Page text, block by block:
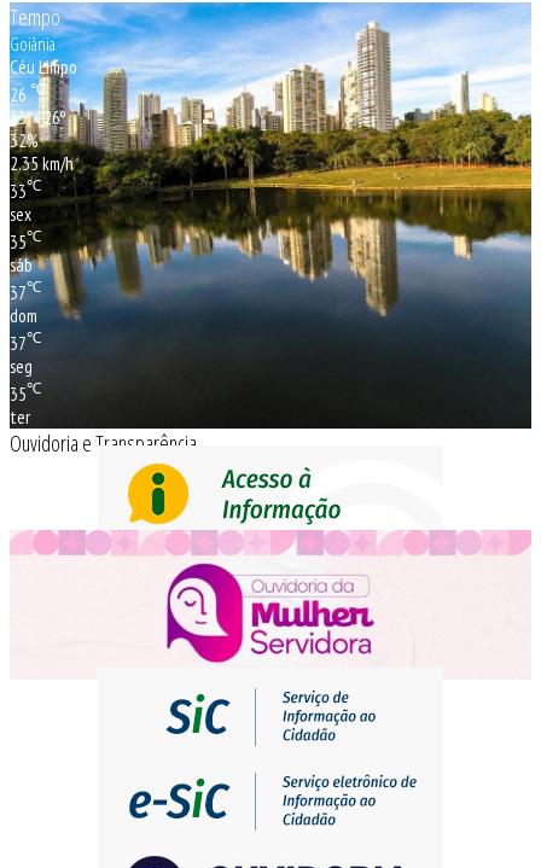
Tempo
Goiânia
Céu Limpo
26℃
33º - 26º
32%
2.35 km/h
33℃
sex
35℃
sáb
37℃
dom
37℃
seg
35℃
ter
Ouvidoria e Transparência